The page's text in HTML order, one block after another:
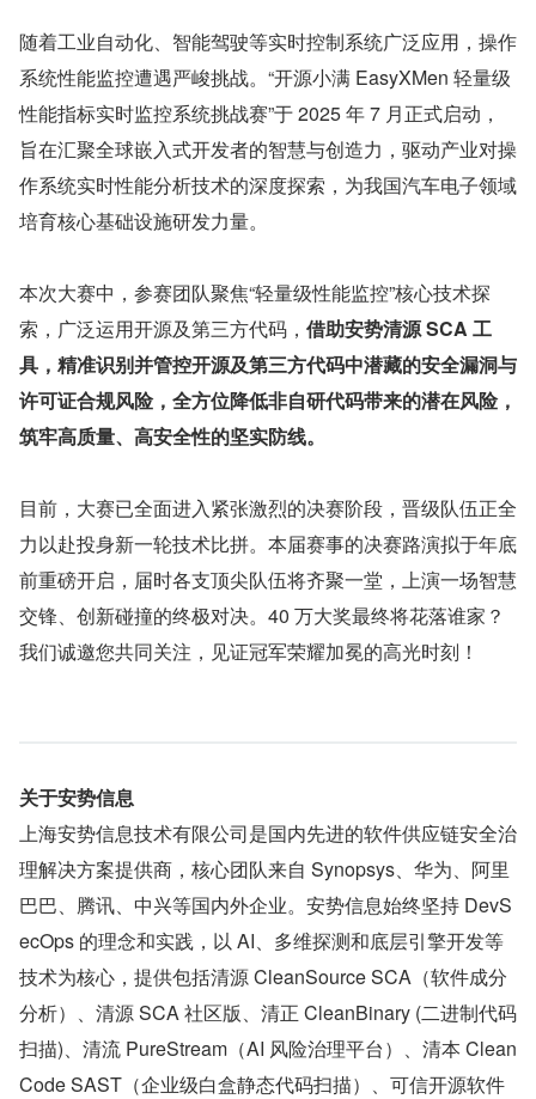
随着工业自动化、智能驾驶等实时控制系统广泛应用，操作
系统性能监控遭遇严峻挑战。“开源小满 EasyXMen 轻量级
性能指标实时监控系统挑战赛”于 2025 年 7 月正式启动，
旨在汇聚全球嵌入式开发者的智慧与创造力，驱动产业对操
作系统实时性能分析技术的深度探索，为我国汽车电子领域
培育核心基础设施研发力量。
本次大赛中，参赛团队聚焦“轻量级性能监控”核心技术探
索，广泛运用开源及第三方代码， 借助安势清源 SCA 工
具，精准识别并管控开源及第三方代码中潜藏的安全漏洞与
许可证合规风险，全方位降低非自研代码带来的潜在风险，
筑牢高质量、高安全性的坚实防线。
目前，大赛已全面进入紧张激烈的决赛阶段，晋级队伍正全
力以赴投身新一轮技术比拼。本届赛事的决赛路演拟于年底
前重磅开启，届时各支顶尖队伍将齐聚一堂，上演一场智慧
交锋、创新碰撞的终极对决。40 万大奖最终将花落谁家？
我们诚邀您共同关注，见证冠军荣耀加冕的高光时刻！
关于安势信息
上海安势信息技术有限公司是国内先进的软件供应链安全治
理解决方案提供商，核心团队来自 Synopsys、华为、阿里
巴巴、腾讯、中兴等国内外企业。安势信息始终坚持 DevS
ecOps 的理念和实践，以 AI、多维探测和底层引擎开发等
技术为核心，提供包括清源 CleanSource SCA（软件成分
分析）、清源 SCA 社区版、清正 CleanBinary (二进制代码
扫描)、清流 PureStream（AI 风险治理平台）、清本 Clean
Code SAST（企业级白盒静态代码扫描）、可信开源软件